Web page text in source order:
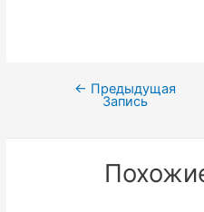
Навигация
записям
← Предыдущая
Запись